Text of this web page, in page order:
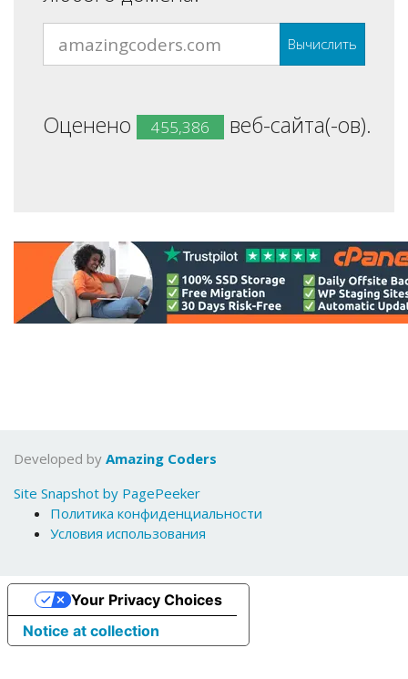
Вычислить
Оценено 455,386 веб-сайта(-ов).
Developed by Amazing Coders
Site Snapshot by PagePeeker
Политика конфиденциальности
Условия использования
Notice at collection
Your Privacy Choices